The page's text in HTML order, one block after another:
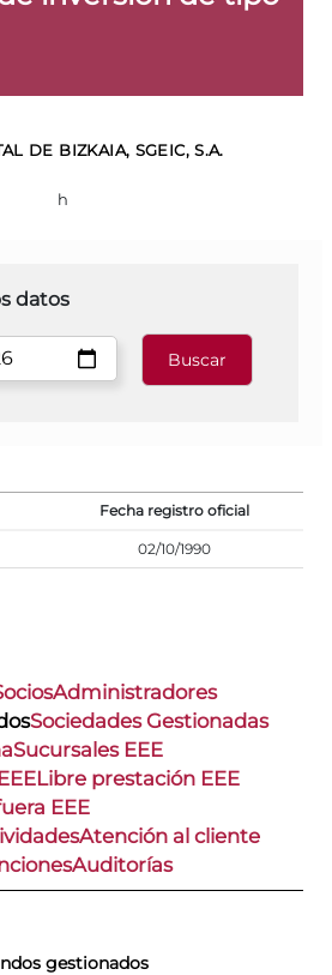
DE BIZKAIA, SGEIC, S.A.
h
datos
Fecha registro oficial
02/10/1990
Administradores
Sociedades Gestionadas
Sucursales EEE
Libre prestación EEE
EEE
Atención al cliente
Auditorías
gestionados